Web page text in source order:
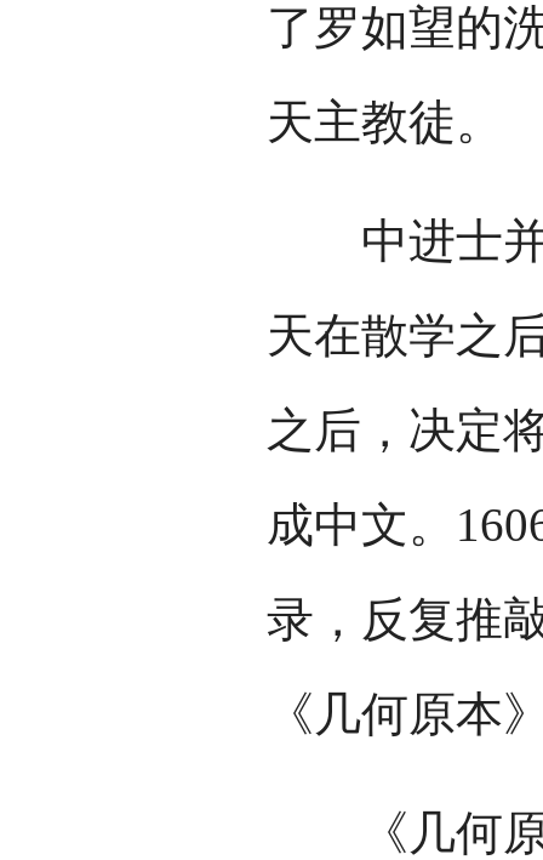
了罗如望的
天主教徒。
中进士并
天在散学之
之后，决定
成中文。
录，反复推
《几何原本
《几何原